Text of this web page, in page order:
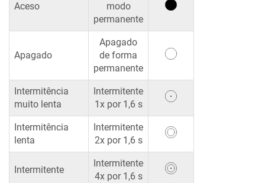
Aceso
modo
permanente
Apagado
Apagado
de forma
permanente
Intermitência
muito lenta
Intermitente
1x por 1,6 s
Intermitência
lenta
Intermitente
2x por 1,6 s
Intermitente
Intermitente
4x por 1,6 s